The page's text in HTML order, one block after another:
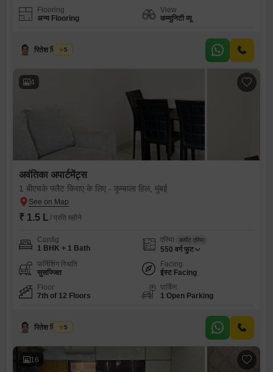
Flooring
अन्य Flooring
View
कम्युनिटी व्यू
रितेश विश्वकर्मा
5
4
अवंतिका अपार्टमेंट्स
1 बीएचके फ्लैट किराए के लिए - कुम्बाला हिल, मुंबई
₹ 1.5 L / प्रति महीने
Config
1 BHK + 1 Bath
एरिया कार्पेट एरिया
550 वर्ग फुट
फर्निशिंग स्थिति
सुसज्जित
Facing
ईस्ट Facing
Floor
7th of 12 Floors
पार्किंग
1 Open Parking
रितेश विश्वकर्मा
5
16